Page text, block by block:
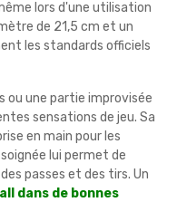
lors d'une utilisation
de 21,5 cm et un
les standards officiels
ou une partie improvisée
sensations de jeu. Sa
en main pour les
lui permet de
passes et des tirs. Un
dans de bonnes